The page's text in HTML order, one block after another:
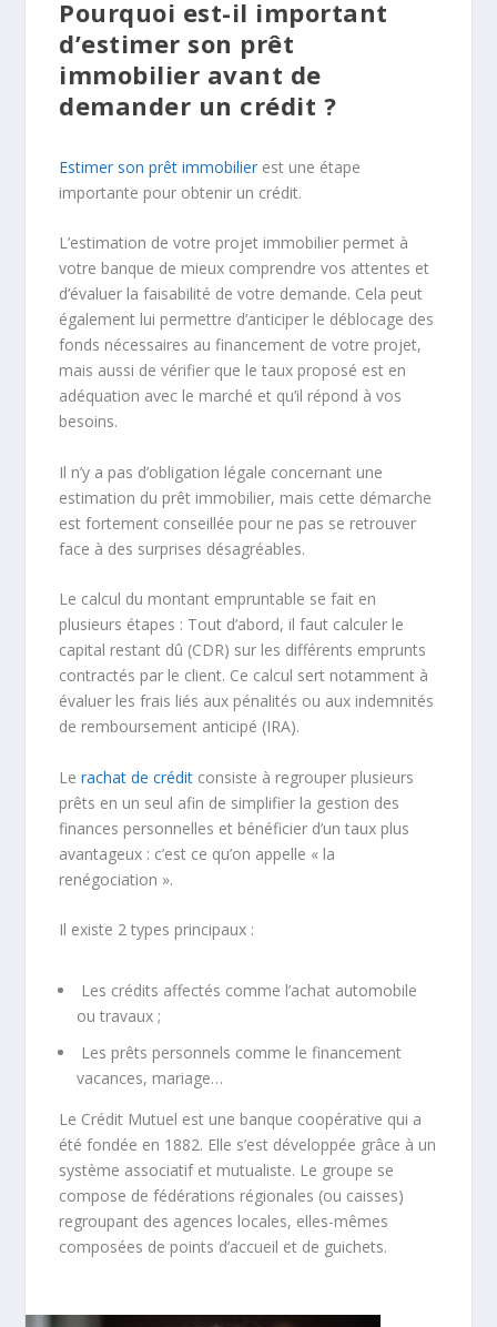
Pourquoi est-il important
d’estimer son prêt
immobilier avant de
demander un crédit ?
Estimer son prêt immobilier est une étape
importante pour obtenir un crédit.
L’estimation de votre projet immobilier permet à
votre banque de mieux comprendre vos attentes et
d’évaluer la faisabilité de votre demande. Cela peut
également lui permettre d’anticiper le déblocage des
fonds nécessaires au financement de votre projet,
mais aussi de vérifier que le taux proposé est en
adéquation avec le marché et qu’il répond à vos
besoins.
Il n’y a pas d’obligation légale concernant une
estimation du prêt immobilier, mais cette démarche
est fortement conseillée pour ne pas se retrouver
face à des surprises désagréables.
Le calcul du montant empruntable se fait en
plusieurs étapes : Tout d’abord, il faut calculer le
capital restant dû (CDR) sur les différents emprunts
contractés par le client. Ce calcul sert notamment à
évaluer les frais liés aux pénalités ou aux indemnités
de remboursement anticipé (IRA).
Lerachat de crédit consiste à regrouper plusieurs
prêts en un seul afin de simplifier la gestion des
finances personnelles et bénéficier d’un taux plus
avantageux : c’est ce qu’on appelle « la
renégociation ».
Il existe 2 types principaux :
Les crédits affectés comme l’achat automobile
ou travaux ;
Les prêts personnels comme le financement
vacances, mariage…
Le Crédit Mutuel est une banque coopérative qui a
été fondée en 1882. Elle s’est développée grâce à un
système associatif et mutualiste. Le groupe se
compose de fédérations régionales (ou caisses)
regroupant des agences locales, elles-mêmes
composées de points d’accueil et de guichets.